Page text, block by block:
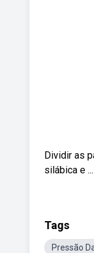
Dividir as
silábica e ...
Tags
Pressão